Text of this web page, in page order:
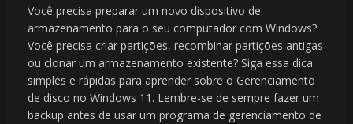
Você precisa preparar um novo dispositivo de
armazenamento para o seu computador com Windows?
Você precisa criar partições, recombinar partições antigas
ou clonar um armazenamento existente? Siga essa dica
simples e rápidas para aprender sobre o Gerenciamento
de disco no Windows 11. Lembre-se de sempre fazer um
backup antes de usar um programa de gerenciamento de